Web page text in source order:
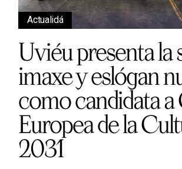
Actualidá
Uviéu presenta la
imaxe y eslógan
como candidata a
Europea de la
2031